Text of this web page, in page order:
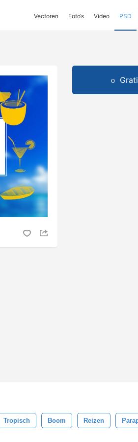
Vectoren Foto‘s Video PSD
Tropisch Boom Reizen